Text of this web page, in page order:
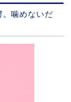
。噛めないだ